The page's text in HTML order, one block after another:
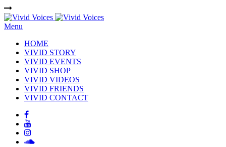
Menu
HOME
VIVID STORY
VIVID EVENTS
VIVID SHOP
VIVID VIDEOS
VIVID FRIENDS
VIVID CONTACT